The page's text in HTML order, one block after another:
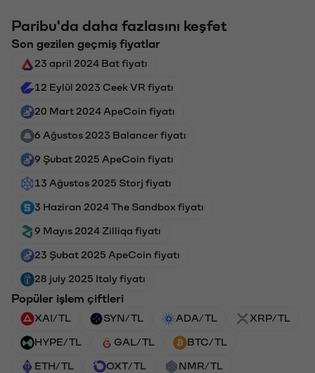
Paribu'da daha fazlasını keşfet
Son gezilen geçmiş fiyatlar
23 april 2024 Bat fiyatı
12 Eylül 2023 Ceek VR fiyatı
20 Mart 2024 ApeCoin fiyatı
6 Ağustos 2023 Balancer fiyatı
9 Şubat 2025 ApeCoin fiyatı
13 Ağustos 2025 Storj fiyatı
3 Haziran 2024 The Sandbox fiyatı
9 Mayıs 2024 Zilliqa fiyatı
23 Şubat 2025 ApeCoin fiyatı
28 july 2025 Italy fiyatı
Popüler işlem çiftleri
XAI/TL SYN/TL ADA/TL XRP/TL
HYPE/TL GAL/TL BTC/TL
ETH/TL OXT/TL NMR/TL